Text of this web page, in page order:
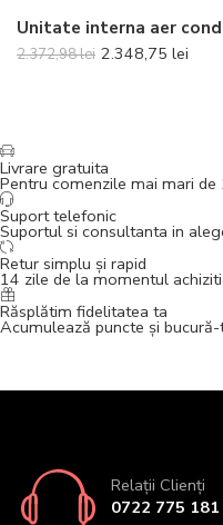
2.372,98lei 2.348,75 lei
Livrare gratuita
Pentru comenzile mai mari
Suport telefonic
Suportul si consultanta in
Retur simplu și rapid
14 zile de la momentul
Răsplătim fidelitatea ta
Acumulează puncte și
Relații Clienți
0722 775 181